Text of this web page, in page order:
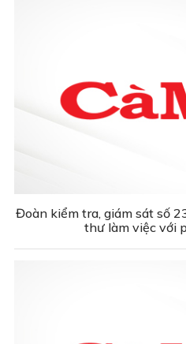
Đoàn kiểm tra, giám sát số
thư làm việc với